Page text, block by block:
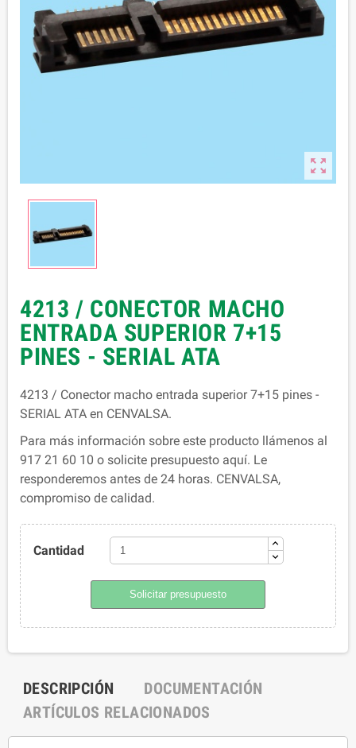

4213 / CONECTOR MACHO
ENTRADA SUPERIOR 7+15
PINES - SERIAL ATA
4213 / Conector macho entrada superior 7+15 pines -
SERIAL ATA en CENVALSA.
Para más información sobre este producto llámenos al
917 21 60 10 o solicite presupuesto aquí. Le
responderemos antes de 24 horas. CENVALSA,
compromiso de calidad.
Cantidad
Solicitar presupuesto
DESCRIPCIÓN
DOCUMENTACIÓN
ARTÍCULOS RELACIONADOS